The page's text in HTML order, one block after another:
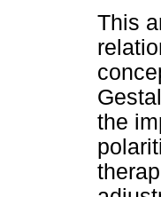
This
the